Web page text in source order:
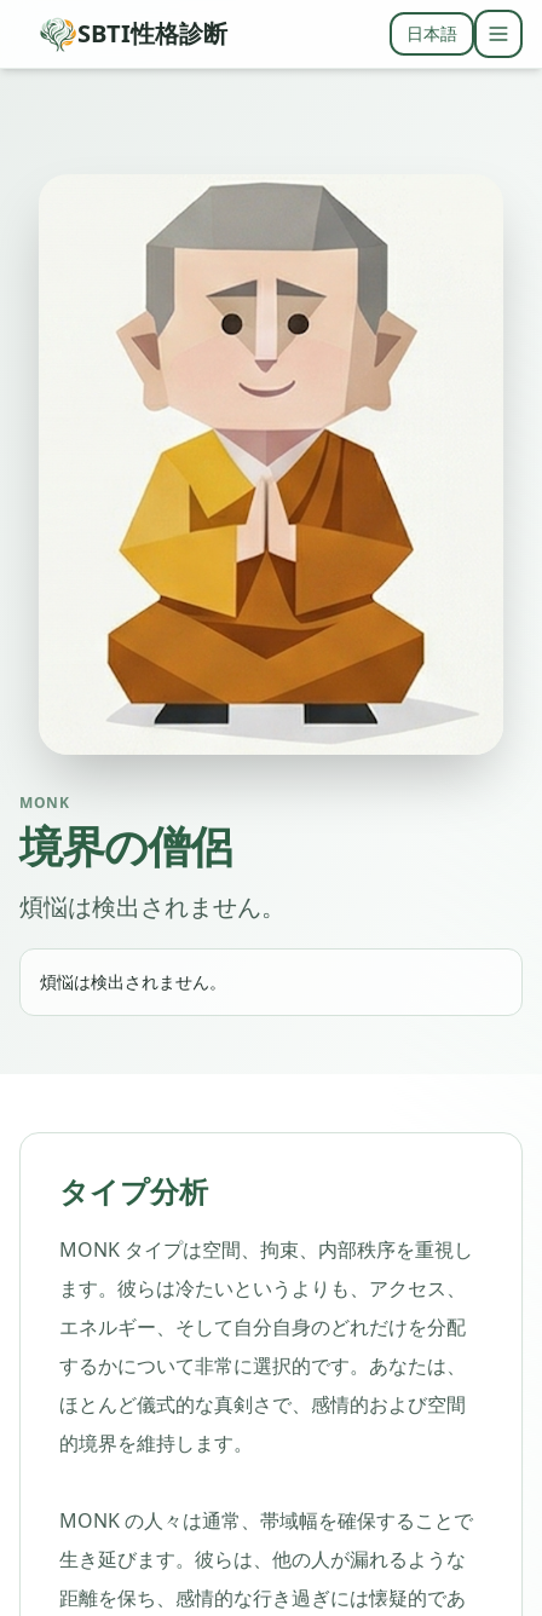
SBTI性格診断 日本語
MONK
境界の僧侶
煩悩は検出されません。
煩悩は検出されません。
タイプ分析
MONK タイプは空間、拘束、内部秩序を重視し
ます。彼らは冷たいというよりも、アクセス、
エネルギー、そして自分自身のどれだけを分配
するかについて非常に選択的です。あなたは、
ほとんど儀式的な真剣さで、感情的および空間
的境界を維持します。
MONK の人々は通常、帯域幅を確保することで
生き延びます。彼らは、他の人が漏れるような
距離を保ち、感情的な行き過ぎには懐疑的であ